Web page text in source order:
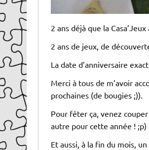
2 ans déjà que la
2 ans de jeux, de
La date d’anniversaire
Merci à tous de m’avoir
prochaines (de bougies ;)).
Pour fêter ça, venez
autre pour cette année !
Et aussi, à la fin du mois,